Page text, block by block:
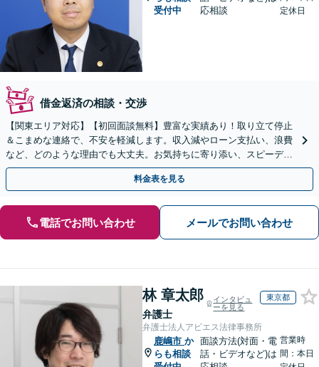
受付中
応相談
定休日
借金返済の相談・交渉
【関東エリア対応】【初回面談無料】豊富な実績あり！取り立て停止
＆こまめな連絡で、不安を軽減します。収入減やローン支払い、浪費
など、どのような理由でも大丈夫。お気持ちに寄り添い、スピーディ
ーな解決を目指します【法テラス利用＆休日・夜間面談可】
料金表を見る
電話でお問い合わせ メールでお問い合わせ
林 章太郎
弁護士
インタビュ
ーを見る
東京都
弁護士法人アビエス法律事務所
鹿嶋市 か
らも相談
面談方法(対面・電
話・ビデオなど)は
営業時
間：本日